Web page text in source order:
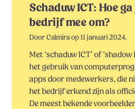
Schaduw ICT: Hoe
bedrijf mee om?
Door Calmira op 11 januari 2024.
Met ‘schaduw ICT’ of ‘shadow
het gebruik van
apps door medewerkers, die
het bedrijf erkend zijn als
De meest bekende